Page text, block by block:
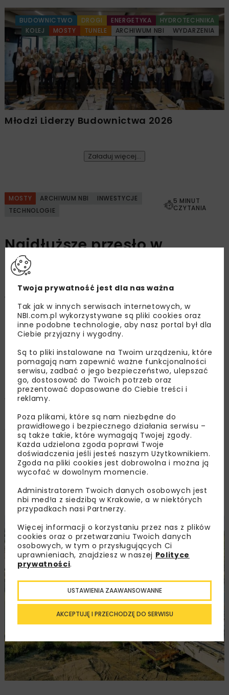
BUDOWNICTWO DROGI ENERGETYKA
HYDROTECHNIKA
KOLEJ
MOSTY TUNELE ARCHIWUM NBI WYDARZENIA
Młodzi Liderzy Budownictwa 2026
Załaduj więcej...
MOSTY ARCHIWUM NBI
INWESTYCJE
TECHNOLOGIE
5 MINUT
CZYTANIA
Najdłuższe przęsło w
technologii nawisowej w
Polsce z wykorzystaniem
wózków CVS
ULMA Construccion Polska SA
OPUBLIKOWANO: 21.03.2023
W ramach budowy połączenia węzła
autostrady A4 w Wierzchosławicach ze Strefą
Aktywności Gospodarczej w Tarnowie powstaje
nowy most nad Dunajcem, który wyróżnia
najdłuższe w Polsce przęsło wykonywane w
technologii betonowania nawisowego, o
długości wynoszącej 185 m. Do realizacji
obiektu wykorzystano systemy deskowań i
rusztowań firmy ULMA.
Twoja prywatność jest dla nas ważna
Tak jak w innych serwisach internetowych, w
NBI.com.pl wykorzystywane są pliki cookies oraz
inne podobne technologie, aby nasz portal był dla
Ciebie przyjazny i wygodny.
Są to pliki instalowane na Twoim urządzeniu, które
pomagają nam zapewnić ważne funkcjonalności
serwisu, zadbać o jego bezpieczeństwo, ulepszać
go, dostosować do Twoich potrzeb oraz
prezentować dopasowane do Ciebie treści i
reklamy.
Poza plikami, które są nam niezbędne do
prawidłowego i bezpiecznego działania serwisu –
są także takie, które wymagają Twojej zgody.
Każda udzielona zgoda poprawi Twoje
doświadczenia jeśli jesteś naszym Użytkownikiem.
Zgoda na pliki cookies jest dobrowolna i można ją
wycofać w dowolnym momencie.
Administratorem Twoich danych osobowych jest
nbi med!a z siedzibą w Krakowie, a w niektórych
przypadkach nasi Partnerzy.
Więcej informacji o korzystaniu przez nas z plików
cookies oraz o przetwarzaniu Twoich danych
osobowych, w tym o przysługujących Ci
uprawnieniach, znajdziesz w naszej Polityce
prywatności.
AKCEPTUJĘ I PRZECHODZĘ DO SERWISU
USTAWIENIA ZAAWANSOWANNE